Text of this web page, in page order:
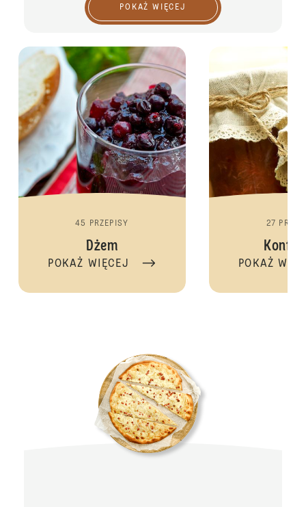
POKAŻ WIĘCEJ
45 PRZEPISY
Dżem
POKAŻ WIĘCEJ
27
POKAŻ